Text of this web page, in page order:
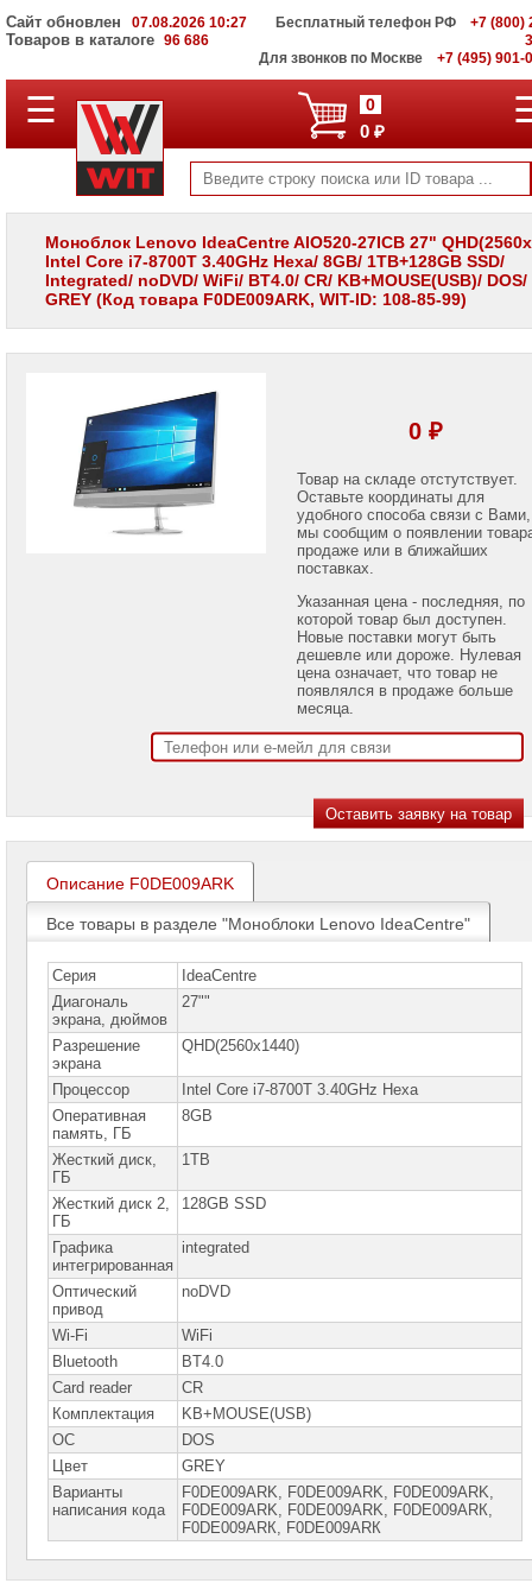
Сайт обновлен 07.08.2026 10:27
Товаров в каталоге 96 686
Бесплатный телефон РФ
+7 (800)
Для звонков по Москве
+7 (495) 901-
ПОЛНЫЙ
КАТАЛОГ
Корпоративные
серверы
WIT
Системы
хранения
данных
панели
Проекторы
лампы
Acer
Моноблоки
ASUS
Моноблоки
Моноблоки
HP
Моноблоки
Dell
Optiplex
Моноблоки
Dell
Inspiron
Моноблоки
Lenovo
Моноблоки
Lenovo
V
Моноблоки
Lenovo
ThinkCentre
Моноблоки
Lenovo
IdeaCentre
►
Моноблоки
Lenovo
Yoga
Моноблоки
MSI
☰ 0
0 ₽
Моноблок Lenovo IdeaCentre AIO520-27ICB 27"
Intel Core i7-8700T 3.40GHz Hexa/ 8GB/ 1TB+128GB SSD/
Integrated/ noDVD/ WiFi/ BT4.0/ CR/ KB+MOUSE(USB)/ DOS/
GREY (Код товара F0DE009ARK, WIT-ID: 108-85-99)
0 ₽
Товар на складе отстутствует.
Оставьте координаты для
удобного способа связи с Вами,
мы сообщим о появлении
продаже или в ближайших
поставках.
Указанная цена - последняя, по
которой товар был доступен.
Новые поставки могут быть
дешевле или дороже. Нулевая
цена означает, что товар не
появлялся в продаже больше
месяца.
Описание F0DE009ARK
Все товары в разделе "Моноблоки Lenovo IdeaCentre"
Серия
IdeaCentre
Диагональ
экрана, дюймов
27""
Разрешение
экрана
QHD(2560x1440)
Процессор
Intel Core i7-8700T 3.40GHz Hexa
Оперативная
память, ГБ
8GB
Жесткий диск,
ГБ
1TB
Жесткий диск 2,
ГБ
128GB SSD
Графика
интегрированная
integrated
Оптический
привод
noDVD
Wi-Fi
WiFi
Bluetooth
BT4.0
Card reader
CR
Комплектация
KB+MOUSE(USB)
ОС
DOS
Цвет
GREY
Варианты
написания кода
F0DE009ARK, F0DE009ARK, F0DE009АRK,
F0DЕ009АRK, F0DЕ009АRK, F0DЕ009АRК,
F0DЕ009АRК, F0DЕ009АRК